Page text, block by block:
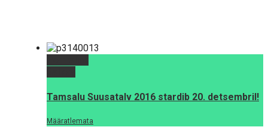
Tamsalu Suusatalv 2016 stardib 20. detsembril!
Määratlemata